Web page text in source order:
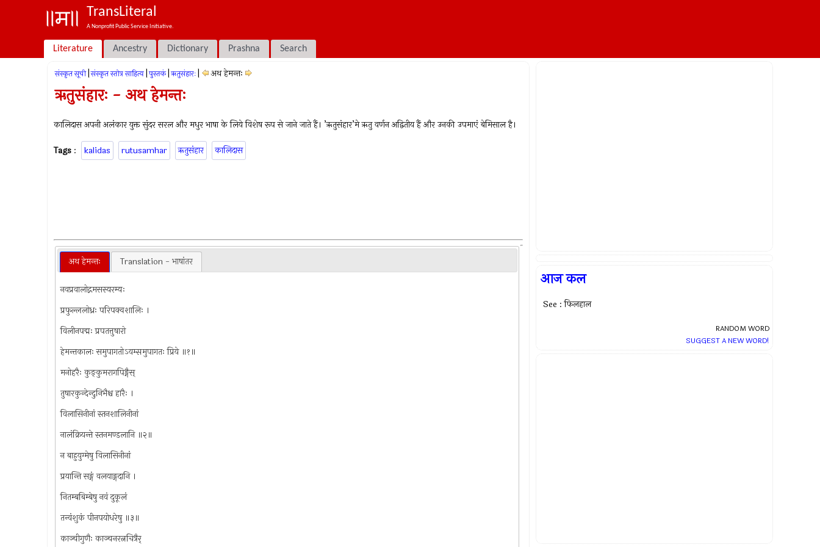
TransLiteral
A Nonprofit Public Service Initiative.
Literature Ancestry Dictionary Prashna Search
संस्कृत सूची संस्कृत स्तोत्र साहित्य पुस्तकं ऋतुसंहारः अथ हेमन्तः
ऋतुसंहारः - अथ हेमन्तः
कालिदास अपनी अलंकार युक्त सुंदर सरल और मधुर भाषा के लिये विशेष रूप से जाने जाते हैं। ’ऋतुसंहार’मे ऋतु वर्णन अद्वितीय हैं और उनकी उपमाएं बेमिसाल है।
Tags : kalidas rutusamhar ऋतुसंहार कालिदास
अथ हेमन्तः Translation - भाषांतर
नवप्रवालोद्गमसस्यरम्यः
प्रफुल्ललोध्रः परिपक्वशालिः ।
विलीनपद्मः प्रपतत्तुषारो
हेमन्तकालः समुपागतोऽयम्समुपागतः प्रिये ॥१॥
मनोहरैः कुङ्कुमरागपिङ्गैस्
तुषारकुन्देन्दुनिभैश्च हारैः ।
विलासिनीनां स्तनशालिनीनां
नालंक्रियन्ते स्तनमण्डलानि ॥२॥
न बाहुयुग्मेषु विलासिनीनां
प्रयान्ति सङ्गं वलयाङ्गदानि ।
नितम्बबिम्बेषु नवं दुकूलं
तन्वंशुकं पीनपयोधरेषु ॥३॥
काञ्चीगुणैः काञ्चनरत्नचित्रैर्
आज कल
See : फिलहाल
RANDOM WORD
SUGGEST A NEW WORD!